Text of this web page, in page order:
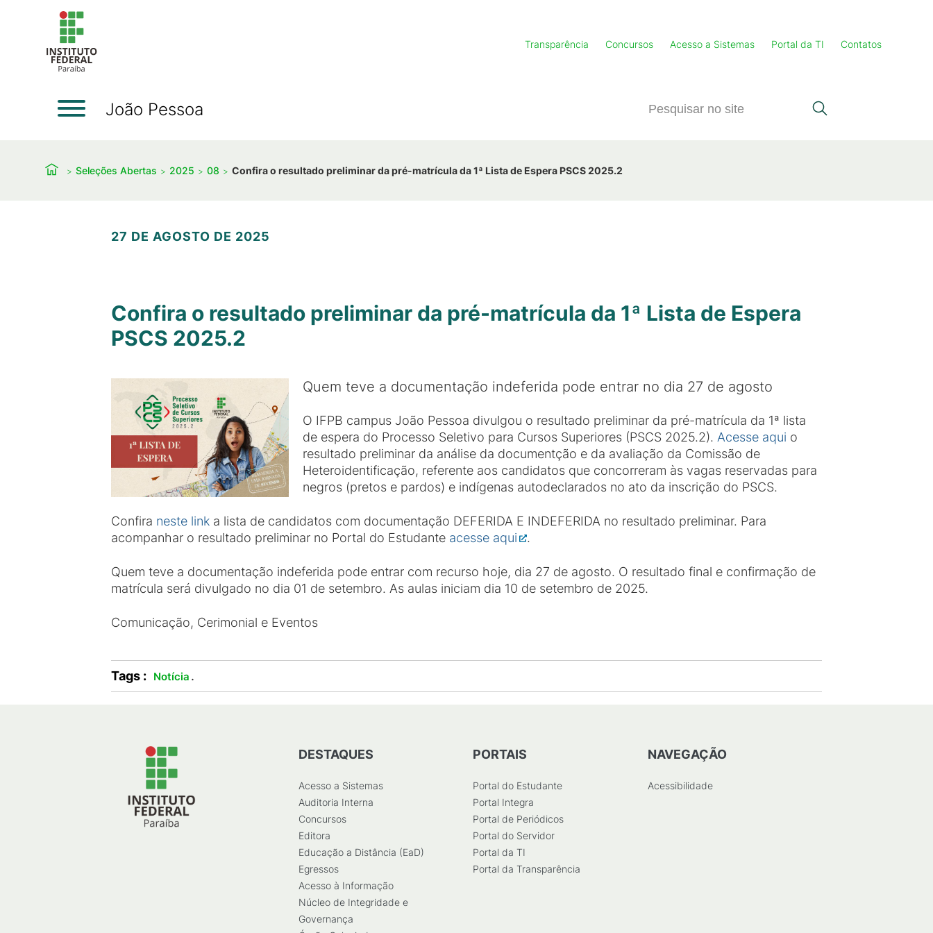
Transparência Concursos Acesso a Sistemas Portal da TI Contatos
João Pessoa
Seleções Abertas 2025 08 Confira o resultado preliminar da pré-matrícula da 1ª Lista de Espera PSCS 2025.2
27 DE AGOSTO DE 2025
Confira o resultado preliminar da pré-matrícula da 1ª Lista de Espera
PSCS 2025.2
Quem teve a documentação indeferida pode entrar no dia 27 de agosto
O IFPB campus João Pessoa divulgou o resultado preliminar da pré-matrícula da 1ª lista
de espera do Processo Seletivo para Cursos Superiores (PSCS 2025.2). Acesse aqui o
resultado preliminar da análise da documentção e da avaliação da Comissão de
Heteroidentificação, referente aos candidatos que concorreram às vagas reservadas para
negros (pretos e pardos) e indígenas autodeclarados no ato da inscrição do PSCS.
Confira neste link a lista de candidatos com documentação DEFERIDA E INDEFERIDA no resultado preliminar. Para
acompanhar o resultado preliminar no Portal do Estudante acesse aqui .
Quem teve a documentação indeferida pode entrar com recurso hoje, dia 27 de agosto. O resultado final e confirmação de
matrícula será divulgado no dia 01 de setembro. As aulas iniciam dia 10 de setembro de 2025.
Comunicação, Cerimonial e Eventos
Tags : Notícia .
DESTAQUES
Acesso a Sistemas
Auditoria Interna
Concursos
Editora
Educação a Distância (EaD)
Egressos
Acesso à Informação
Núcleo de Integridade e
Governança
PORTAIS
Portal do Estudante
Portal Integra
Portal de Periódicos
Portal do Servidor
Portal da TI
Portal da Transparência
NAVEGAÇÃO
Acessibilidade